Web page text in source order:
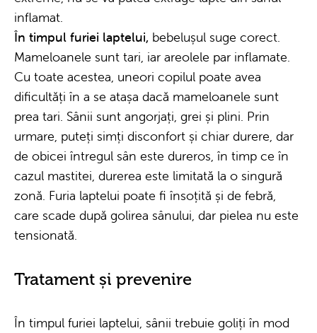
inflamat.
În timpul furiei laptelui, bebelușul suge corect.
Mameloanele sunt tari, iar areolele par inflamate.
Cu toate acestea, uneori copilul poate avea
dificultăți în a se atașa dacă mameloanele sunt
prea tari. Sânii sunt angorjați, grei și plini. Prin
urmare, puteți simți disconfort și chiar durere, dar
de obicei întregul sân este dureros, în timp ce în
cazul mastitei, durerea este limitată la o singură
zonă. Furia laptelui poate fi însoțită și de febră,
care scade după golirea sânului, dar pielea nu este
tensionată.
Tratament și prevenire
În timpul furiei laptelui, sânii trebuie goliți în mod